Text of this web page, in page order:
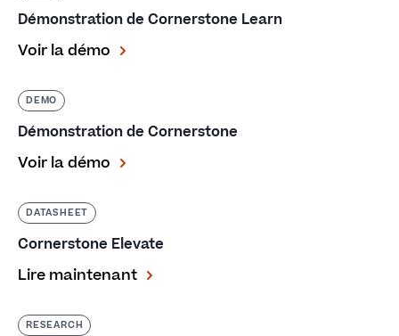
Démonstration de Cornerstone Learn
Voir la démo
DEMO
Démonstration de Cornerstone
Voir la démo
DATASHEET
Cornerstone Elevate
Lire maintenant
RESEARCH